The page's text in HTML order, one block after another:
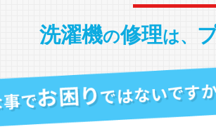
洗濯機の修理は、